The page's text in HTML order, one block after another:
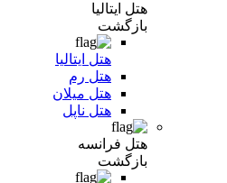
هتل ایتالیا
بازگشت
هتل ایتالیا
هتل رم
هتل میلان
هتل ناپل
هتل فرانسه
بازگشت